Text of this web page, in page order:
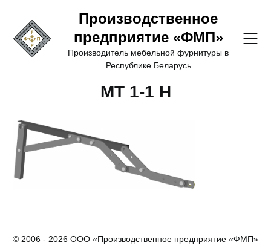
содержимому
Производственное
предприятие «ФМП»
Производитель мебельной фурнитуры в
Республике Беларусь
МТ 1-1 Н
© 2006 - 2026 ООО «Производственное предприятие «ФМП»